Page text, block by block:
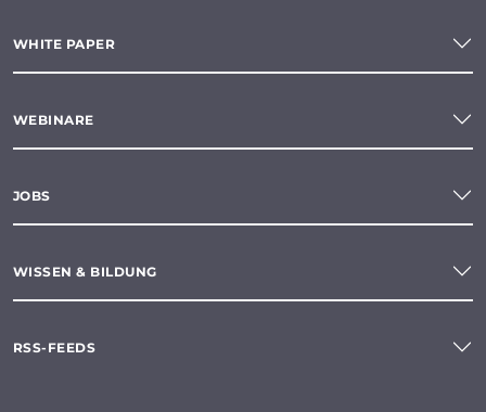
WHITE PAPER
WEBINARE
JOBS
WISSEN & BILDUNG
RSS-FEEDS